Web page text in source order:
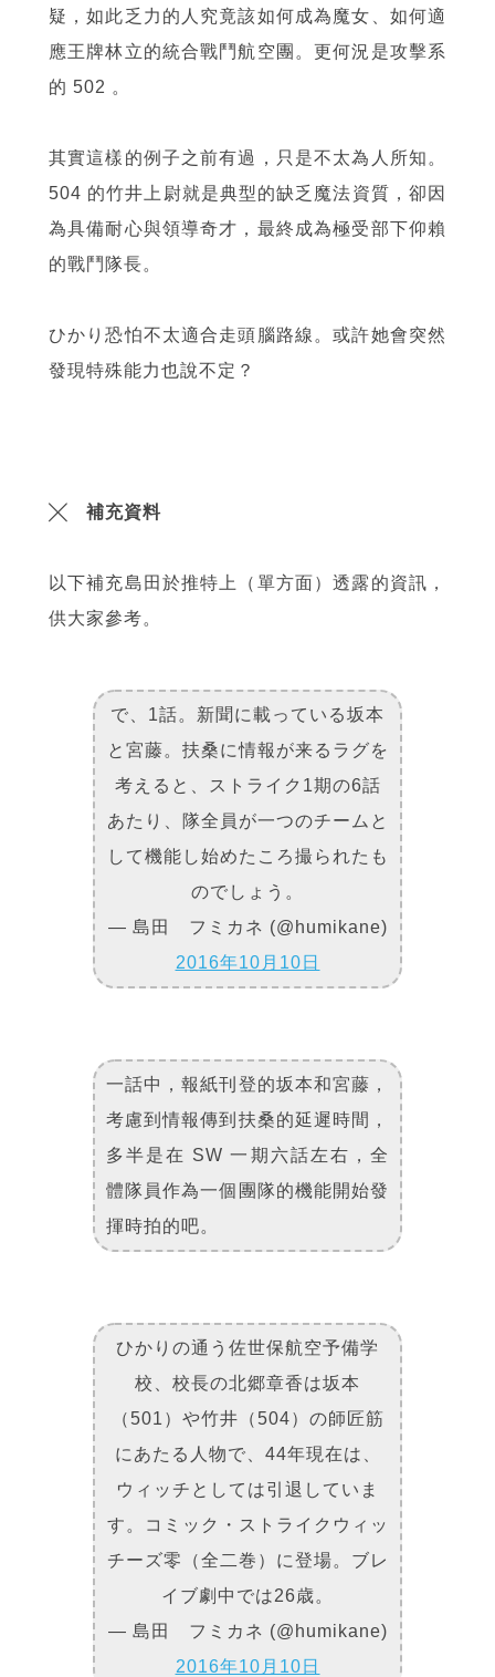
疑，如此乏力的人究竟該如何成為魔女、如何適
應王牌林立的統合戰鬥航空團。更何況是攻擊系
的 502 。
其實這樣的例子之前有過，只是不太為人所知。
504 的竹井上尉就是典型的缺乏魔法資質，卻因
為具備耐心與領導奇才，最終成為極受部下仰賴
的戰鬥隊長。
ひかり恐怕不太適合走頭腦路線。或許她會突然
發現特殊能力也說不定？
╳ 補充資料
以下補充島田於推特上（單方面）透露的資訊，
供大家參考。
で、1話。新聞に載っている坂本
と宮藤。扶桑に情報が来るラグを
考えると、ストライク1期の6話
あたり、隊全員が一つのチームと
して機能し始めたころ撮られたも
のでしょう。
— 島田 フミカネ (@humikane)
2016年10月10日
一話中，報紙刊登的坂本和宮藤，
考慮到情報傳到扶桑的延遲時間，
多半是在 SW 一期六話左右，全
體隊員作為一個團隊的機能開始發
揮時拍的吧。
ひかりの通う佐世保航空予備学
校、校長の北郷章香は坂本
（501）や竹井（504）の師匠筋
にあたる人物で、44年現在は、
ウィッチとしては引退していま
す。コミック・ストライクウィッ
チーズ零（全二巻）に登場。ブレ
イブ劇中では26歳。
— 島田 フミカネ (@humikane)
2016年10月10日